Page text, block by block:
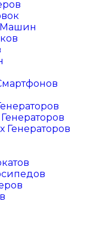
Машин
Генераторов